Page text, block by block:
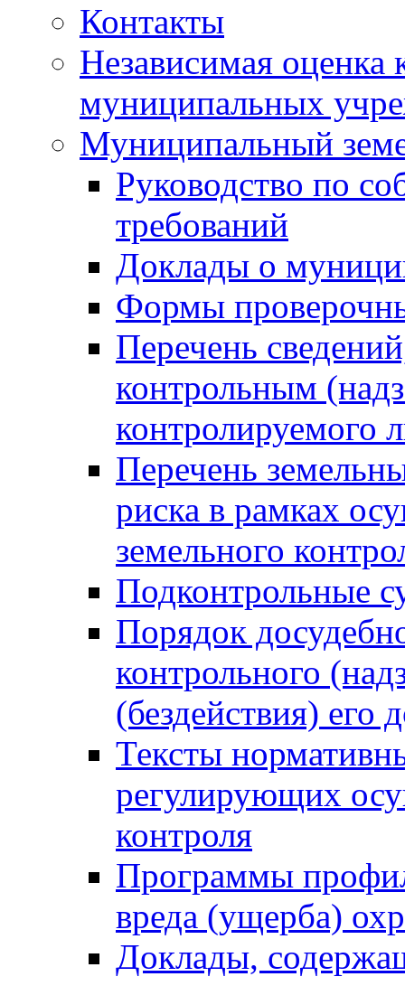
Контакты
Независимая оценка
муниципальных
Муниципальный
Руководство по
требований
Доклады о
Формы
Перечень
контрольным
контролируемого
Перечень
риска в рамках
земельного
Подконтрольные
Порядок
контрольного
(бездействия)
Тексты
регулирующих
контроля
Программы
вреда (ущерба)
Доклады,